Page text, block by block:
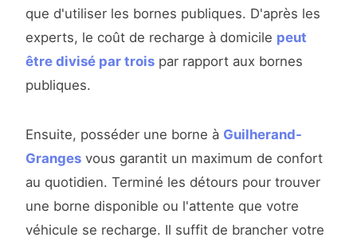
que d'utiliser les bornes publiques. D'après les
experts, le coût de recharge à domicile peut
être divisé par trois par rapport aux bornes
publiques.
Ensuite, posséder une borne à Guilherand-
Granges vous garantit un maximum de confort
au quotidien. Terminé les détours pour trouver
une borne disponible ou l'attente que votre
véhicule se recharge. Il suffit de brancher votre